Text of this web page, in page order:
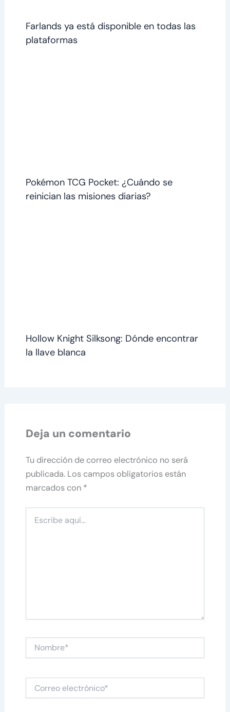
Farlands ya está disponible en todas las
plataformas
Pokémon TCG Pocket: ¿Cuándo se
reinician las misiones diarias?
Hollow Knight Silksong: Dónde encontrar
la llave blanca
Deja un comentario
Tu dirección de correo electrónico no será
publicada. Los campos obligatorios están
marcados con *
aquí...
electrónico*